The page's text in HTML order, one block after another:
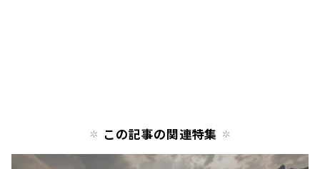
この記事の関連特集